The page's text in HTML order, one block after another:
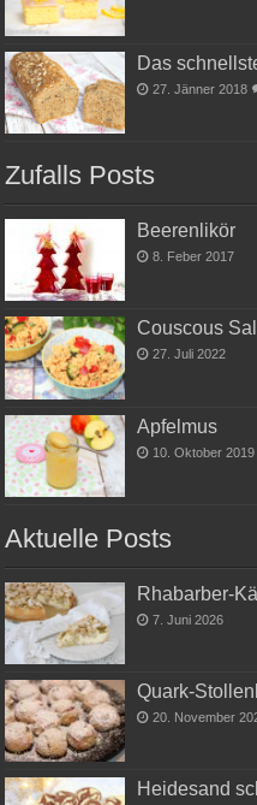
Das
27. Jänner 2018
Zufalls Posts
Beerenlikör
8. Feber 2017
Couscous
27. Juli 2022
Apfelmus
10. Oktober 2019
Aktuelle Posts
Rhabarber-
7. Juni 2026
Quark-
20. November
Heidesand